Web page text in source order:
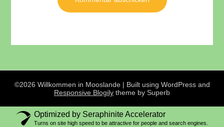
©2026 Willkommen in Mooslande | Built using WordPress and
Responsive Blogily theme by Superb
Optimized by Seraphinite Accelerator
Turns on site high speed to be attractive for people and search engines.